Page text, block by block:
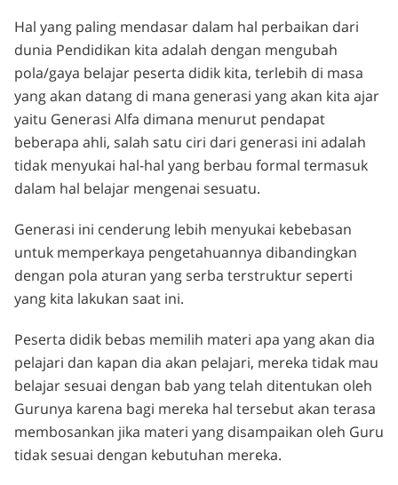
Hal yang paling mendasar dalam hal perbaikan dari
dunia Pendidikan kita adalah dengan mengubah
pola/gaya belajar peserta didik kita, terlebih di masa
yang akan datang di mana generasi yang akan kita ajar
yaitu Generasi Alfa dimana menurut pendapat
beberapa ahli, salah satu ciri dari generasi ini adalah
tidak menyukai hal-hal yang berbau formal termasuk
dalam hal belajar mengenai sesuatu.
Generasi ini cenderung lebih menyukai kebebasan
untuk memperkaya pengetahuannya dibandingkan
dengan pola aturan yang serba terstruktur seperti
yang kita lakukan saat ini.
Peserta didik bebas memilih materi apa yang akan dia
pelajari dan kapan dia akan pelajari, mereka tidak mau
belajar sesuai dengan bab yang telah ditentukan oleh
Gurunya karena bagi mereka hal tersebut akan terasa
membosankan jika materi yang disampaikan oleh Guru
tidak sesuai dengan kebutuhan mereka.